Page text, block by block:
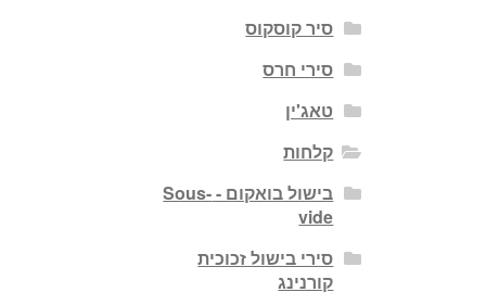
סיר קוסקוס
סירי חרס
טאג'ין
קלחות
בישול בואקום - Sous-
vide
סירי בישול זכוכית
קורנינג